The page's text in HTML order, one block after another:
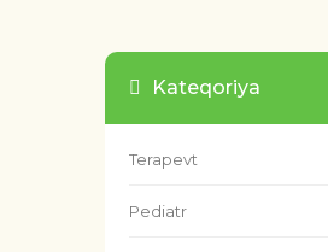
Kateqoriya
Terapevt
Pediatr